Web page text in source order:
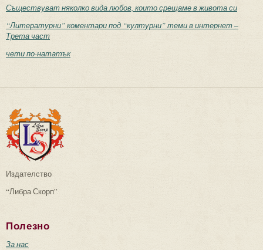
Съществуват няколко вида любов, които срещаме в живота си
“Литературни” коментари под “културни” теми в интернет –
Трета част
чети по-нататък
Издателство
“Либра Скорп”
Полезно
За нас